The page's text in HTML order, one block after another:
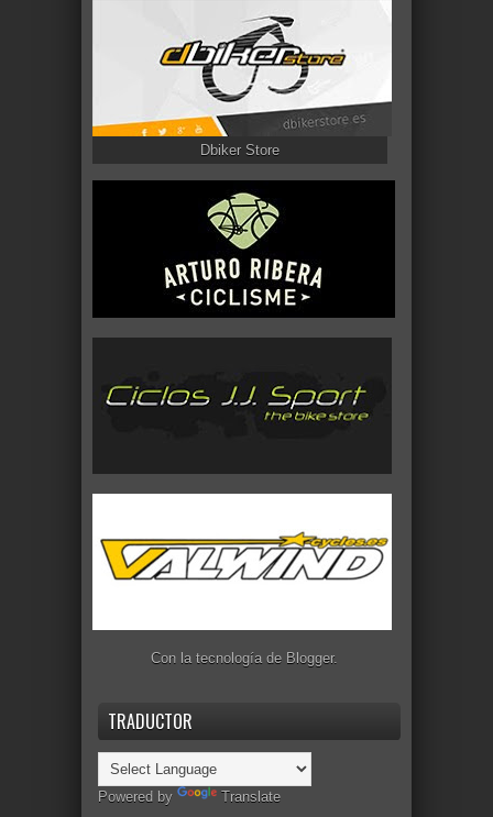
Dbiker Store
Con la tecnología de Blogger.
TRADUCTOR
Powered by Translate